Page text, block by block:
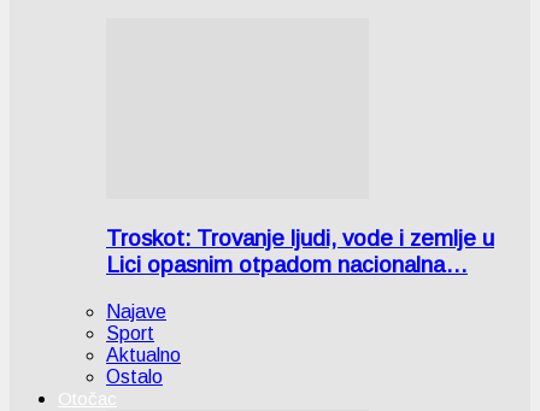
Troskot: Trovanje ljudi, vode i zemlje u
Lici opasnim otpadom nacionalna…
Najave
Sport
Aktualno
Ostalo
Otočac